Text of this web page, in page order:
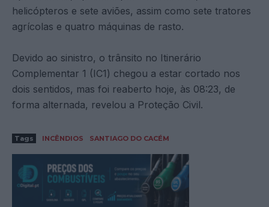
helicópteros e sete aviões, assim como sete tratores
agrícolas e quatro máquinas de rasto.
Devido ao sinistro, o trânsito no Itinerário
Complementar 1 (IC1) chegou a estar cortado nos
dois sentidos, mas foi reaberto hoje, às 08:23, de
forma alternada, revelou a Proteção Civil.
Tags INCÊNDIOS SANTIAGO DO CACÉM